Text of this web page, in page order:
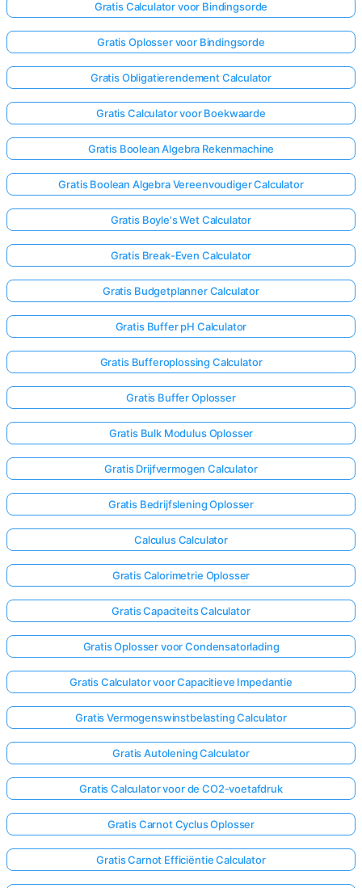
Gratis Calculator voor Bindingsorde
Gratis Oplosser voor Bindingsorde
Gratis Obligatierendement Calculator
Gratis Calculator voor Boekwaarde
Gratis Boolean Algebra Rekenmachine
Gratis Boolean Algebra Vereenvoudiger Calculator
Gratis Boyle's Wet Calculator
Gratis Break-Even Calculator
Gratis Budgetplanner Calculator
Gratis Buffer pH Calculator
Gratis Bufferoplossing Calculator
Gratis Buffer Oplosser
Gratis Bulk Modulus Oplosser
Gratis Drijfvermogen Calculator
Gratis Bedrijfslening Oplosser
Calculus Calculator
Gratis Calorimetrie Oplosser
Gratis Capaciteits Calculator
Gratis Oplosser voor Condensatorlading
Gratis Calculator voor Capacitieve Impedantie
Gratis Vermogenswinstbelasting Calculator
Gratis Autolening Calculator
Gratis Calculator voor de CO2-voetafdruk
Gratis Carnot Cyclus Oplosser
Gratis Carnot Efficiëntie Calculator